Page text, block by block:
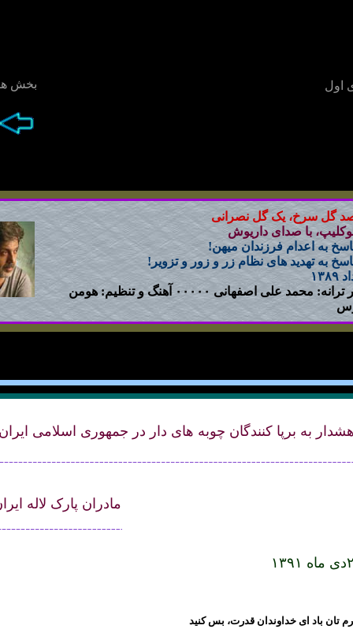
بخش اول
گل سرخ، يک گل نصرانی
با صدای داريوش
به اعدام فرزندان ميهن!
به تهديد های نظام زر و زور و تزوير!
شعر ترانه: محمد علی اصفهانی ۰۰۰۰۰ آهنگ و تنظيم: هومن
هشدار به برپا کنندگان چوبه های دار در جمهوری اسلامی
مادران پارک لاله
تان باد ای خداوندان قدرت، بس کنيد